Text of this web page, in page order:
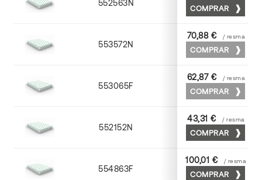
552563N
COMPRAR
553572N 70 x 100
70,88 € / resma
COMPRAR
553065F 65 x 90
62,87 € / resma
COMPRAR
552152N 52 x 70
43,31 € / resma
COMPRAR
554863F 63 x 88
100,01 € / resma
COMPRAR